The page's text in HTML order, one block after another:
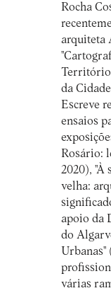
Rocha
arquiteta
Território
da
Escreve
ensaios
Rosário:
2020), "À
velha:
apoio da
do
várias